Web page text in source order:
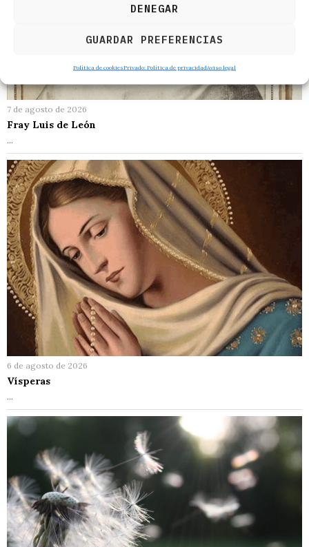
DENEGAR
GUARDAR PREFERENCIAS
Política de cookiesPrivado: Política de privacidadAviso legal
7 de agosto de 2026
Fray Luis de León
…
6 de agosto de 2026
Vísperas
…